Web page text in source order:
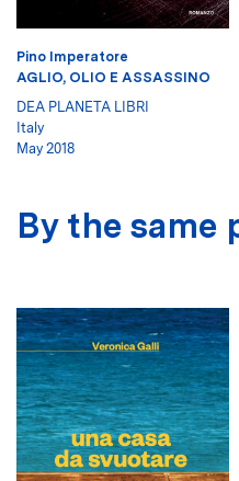
Pino Imperatore
AGLIO, OLIO E ASSASSINO
DEA PLANETA LIBRI
Italy
May 2018
By the same